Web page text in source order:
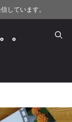
しています。
。